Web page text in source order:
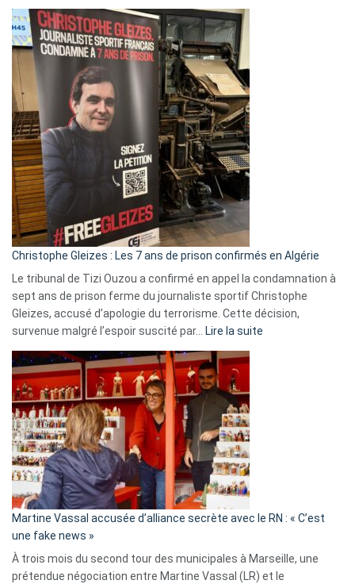
Eurovision
2026
:
Pays-
Bas,
Espagne,
Irlande
et
Slovénie
rejettent
la
présence
d’Israël
Christophe Gleizes : Les 7 ans de prison confirmés en Algérie
Le tribunal de Tizi Ouzou a confirmé en appel la condamnation à
sept ans de prison ferme du journaliste sportif Christophe
Gleizes, accusé d’apologie du terrorisme. Cette décision,
survenue malgré l’espoir suscité par…
Lire la suite
Algérie
Martine Vassal accusée d’alliance secrète avec le RN : « C’est
une fake news »
À trois mois du second tour des municipales à Marseille, une
prétendue négociation entre Martine Vassal (LR) et le